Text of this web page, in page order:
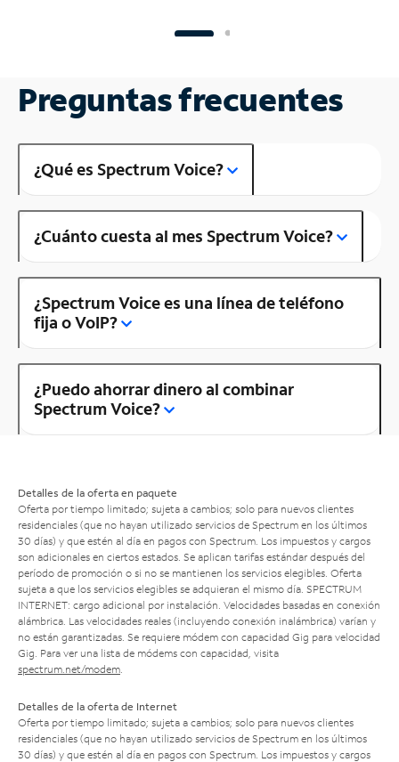
Preguntas frecuentes
¿Qué es Spectrum Voice?
¿Cuánto cuesta al mes Spectrum Voice?
¿Spectrum Voice es una línea de teléfono
fija o VoIP?
¿Puedo ahorrar dinero al combinar
Spectrum Voice?
Detalles de la oferta en paquete
Oferta por tiempo limitado; sujeta a cambios; solo para nuevos clientes
residenciales (que no hayan utilizado servicios de Spectrum en los últimos
30 días) y que estén al día en pagos con Spectrum. Los impuestos y cargos
son adicionales en ciertos estados. Se aplican tarifas estándar después del
período de promoción o si no se mantienen los servicios elegibles. Oferta
sujeta a que los servicios elegibles se adquieran el mismo día. SPECTRUM
INTERNET: cargo adicional por instalación. Velocidades basadas en conexión
alámbrica. Las velocidades reales (incluyendo conexión inalámbrica) varían y
no están garantizadas. Se requiere módem con capacidad Gig para velocidad
Gig. Para ver una lista de módems con capacidad, visita
spectrum.net/modem
Detalles de la oferta de Internet
Oferta por tiempo limitado; sujeta a cambios; solo para nuevos clientes
residenciales (que no hayan utilizado servicios de Spectrum en los últimos
30 días) y que estén al día en pagos con Spectrum. Los impuestos y cargos